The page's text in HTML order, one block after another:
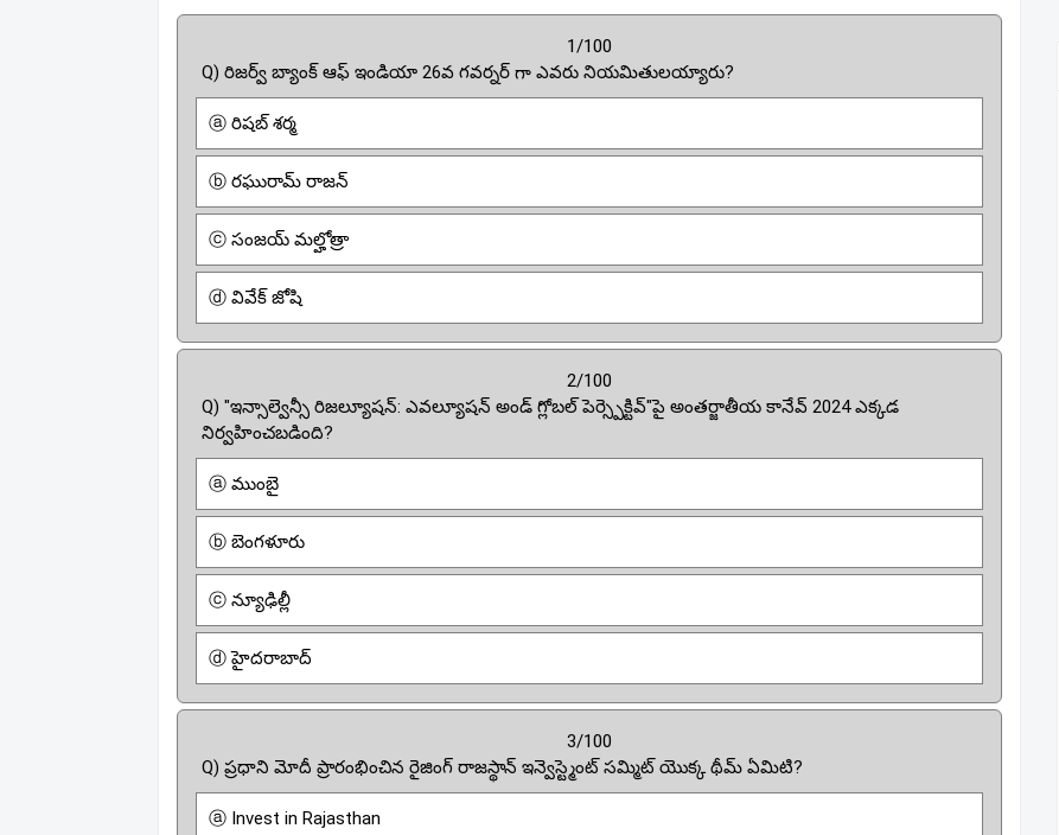
1/100
Q) రిజర్వ్ బ్యాంక్ ఆఫ్ ఇండియా 26వ గవర్నర్ గా ఎవరు నియమితులయ్యారు?
ⓐ రిషబ్ శర్మ
ⓑ రఘురామ్ రాజన్
ⓒ సంజయ్ మల్హోత్రా
ⓓ వివేక్ జోషి
2/100
Q) "ఇన్సాల్వెన్సీ రిజల్యూషన్: ఎవల్యూషన్ అండ్ గ్లోబల్ పెర్స్పెక్టివ్"పై అంతర్జాతీయ కానేవ్ 2024 ఎక్కడ
నిర్వహించబడింది?
ⓐ ముంబై
ⓑ బెంగళూరు
ⓒ న్యూఢిల్లీ
ⓓ హైదరాబాద్
3/100
Q) ప్రధాని మోదీ ప్రారంభించిన రైజింగ్ రాజస్థాన్ ఇన్వెస్ట్మెంట్ సమ్మిట్ యొక్క థీమ్ ఏమిటి?
ⓐ Invest in Rajasthan